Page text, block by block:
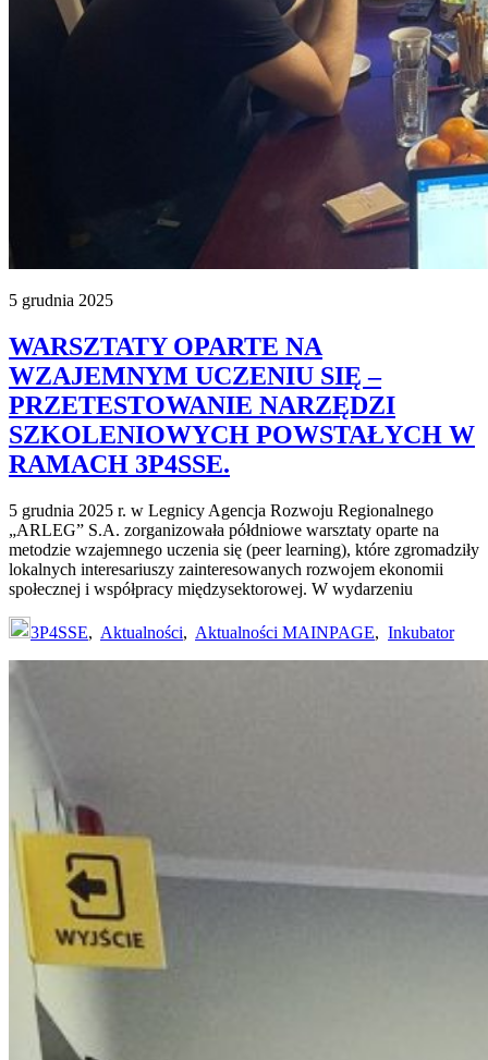
5 grudnia 2025
WARSZTATY OPARTE NA
WZAJEMNYM UCZENIU SIĘ –
PRZETESTOWANIE NARZĘDZI
SZKOLENIOWYCH POWSTAŁYCH W
RAMACH 3P4SSE.
5 grudnia 2025 r. w Legnicy Agencja Rozwoju Regionalnego
„ARLEG” S.A. zorganizowała półdniowe warsztaty oparte na
metodzie wzajemnego uczenia się (peer learning), które zgromadziły
lokalnych interesariuszy zainteresowanych rozwojem ekonomii
społecznej i współpracy międzysektorowej. W wydarzeniu
3P4SSE, Aktualności, Aktualności MAINPAGE, Inkubator